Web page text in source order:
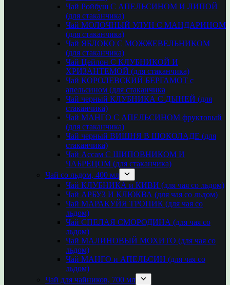
Чай Ройбуш С АПЕЛЬСИНОМ И ЛИПОЙ
(для стаканчика)
Чай МОЛОЧНЫЙ УЛУН С МАНДАРИНОМ
(для стаканчика)
Чай ЯБЛОКО С МОЖЖЕВЕЛЬНИКОМ
(для стаканчика)
Чай Цейлон С КЛУБНИКОЙ И
ХРИЗАНТЕМОЙ (для стаканчика)
Чай КОРОЛЕВСКИЙ БЕРГАМОТ с
апельсином (для стаканчика
Чай черный КЛУБНИКА С ДЫНЕЙ (для
стаканчика)
Чай МАНГО С АПЕЛЬСИНОМ фруктовый
(для стаканчика)
Чай черный ВИШНЯ В ШОКОЛАДЕ (для
стаканчика)
Чай Ассам С ШИПОВНИКОМ И
ЧАБРЕЦОМ (для стаканчика)
Чай со льдом, 400 мл
Чай КЛУБНИКА и КИВИ (для чая со льдом)
Чай АРБУЗ И КЛЮКВА (для чая со льдом)
Чай МАРАКУЙЯ ТРОПИК (для чая со
льдом)
Чай СПЕЛАЯ СМОРОДИНА (для чая со
льдом)
Чай МАЛИНОВЫЙ МОХИТО (для чая со
льдом)
Чай МАНГО и АПЕЛЬСИН (для чая со
льдом)
Чай для чайников, 700 мл